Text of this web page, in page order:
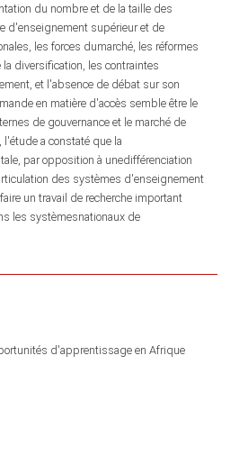
du nombre et de la taille des
d'enseignement supérieur et de
les forces dumarché, les réformes
diversification, les contraintes
et l'absence de débat sur son
en matière d'accès semble être le
de gouvernance et le marché de
a constaté que la
par opposition à unedifférenciation
des systèmes d'enseignement
un travail de recherche important
les systèmesnationaux de
d'apprentissage en Afrique